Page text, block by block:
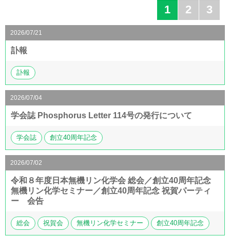
1 2 3
2026/07/21
訃報
訃報
2026/07/04
学会誌 Phosphorus Letter 114号の発行について
学会誌 創立40周年記念
2026/07/02
令和８年度日本無機リン化学会 総会／創立40周年記念
無機リン化学セミナー／創立40周年記念 祝賀パーティ
ー 会告
総会 祝賀会 無機リン化学セミナー 創立40周年記念